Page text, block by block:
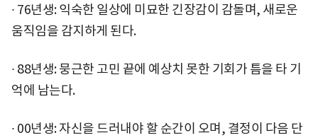
∙ 76년생: 익숙한 일상에 미묘한 긴장감이 감돌며, 새로운
움직임을 감지하게 된다.
∙ 88년생: 뭉근한 고민 끝에 예상치 못한 기회가 틈을 타 기
억에 남는다.
∙ 00년생: 자신을 드러내야 할 순간이 오며, 결정이 다음 단